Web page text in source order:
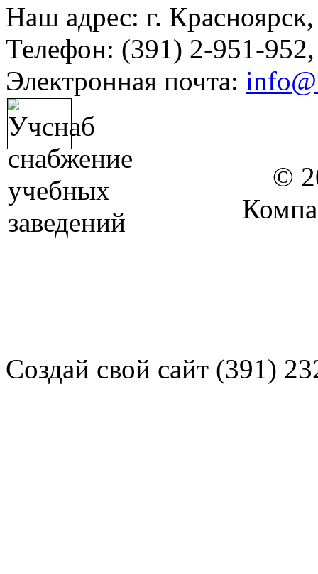
Наш адрес: г.
Телефон: (391) 2-951-
Электронная почта:
©
Создай свой сайт (391)